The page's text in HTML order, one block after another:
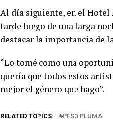
Al día siguiente, en el Hotel
tarde luego de una larga
destacar la importancia de
“Lo tomé como una
quería que todos estos
mejor el género que hago”.
RELATED TOPICS: PESO PLUMA